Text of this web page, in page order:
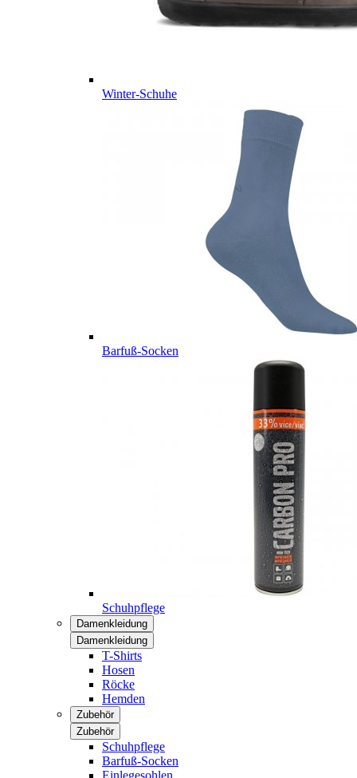
Winter-Schuhe
Barfuß-Socken
Schuhpflege
Damenkleidung
Damenkleidung
T-Shirts
Hosen
Röcke
Hemden
Zubehör
Zubehör
Schuhpflege
Barfuß-Socken
Einlegesohlen